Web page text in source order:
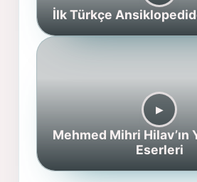
İlk Türkçe
▶︎
Mehmed Mihri Hilav’ın
Eserleri